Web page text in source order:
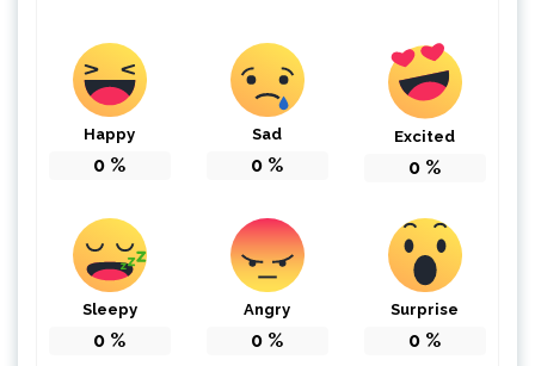
Happy
0 %
Sad
0 %
Excited
0 %
Sleepy
0 %
Angry
0 %
Surprise
0 %